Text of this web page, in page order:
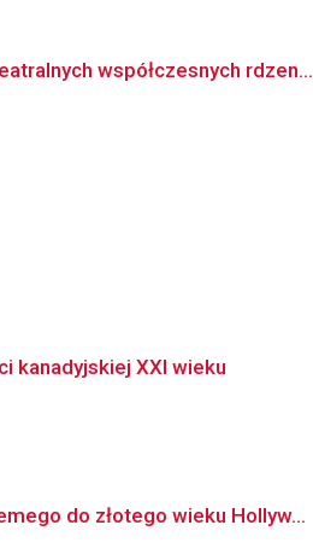
współczesnych rdzen...
kanadyjskiej XXI wieku
do złotego wieku Hollyw...